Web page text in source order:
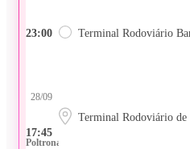
23:00 Terminal Rodoviário
17:45
28/09
Terminal Rodoviário de
Poltrona